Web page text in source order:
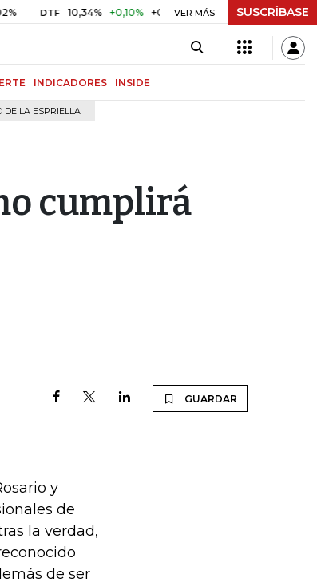
DTF 10,34% +0,10% +0,98% UVR $ 416,96 +$ 0,05
VER MÁS SUSCRÍBASE
INDICADORES INSIDE
DE LA ESPRIELLA
cumplirá
GUARDAR
y
de
la verdad,
de ser